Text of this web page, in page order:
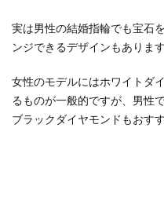
田本
店
実は男性の結婚指輪でも宝石
ンジできるデザインもあります
女性のモデルにはホワイトダ
るものが一般的ですが、男性
ブラックダイヤモンドもおすす